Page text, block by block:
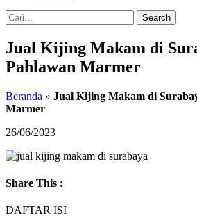
Search
Jual Kijing Makam di
Pahlawan Marmer
Beranda » Jual Kijing Makam di
Marmer
26/06/2023
Share This :
DAFTAR ISI